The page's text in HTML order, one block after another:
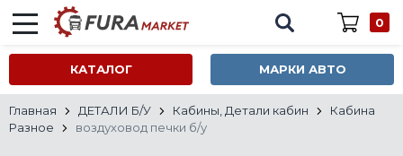
0
КАТАЛОГ МАРКИ АВТО
Главная ДЕТАЛИ Б/У Кабины, Детали кабин
Кабина
Разное
воздуховод печки б/у